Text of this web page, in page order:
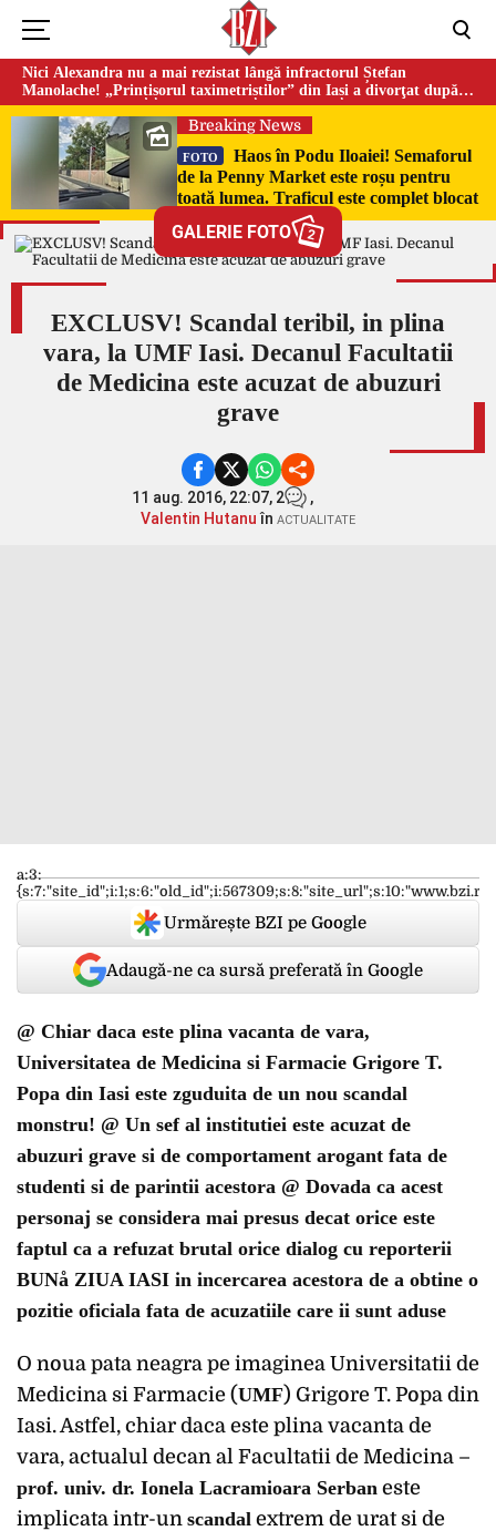
Nici Alexandra nu a mai rezistat lângă infractorul Ștefan
Manolache! „Prințișorul taximetriștilor” din Iași a divorţat după
doi ani de căsnicie
Breaking News
FOTO
Haos în Podu Iloaiei! Semaforul
de la Penny Market este roșu pentru
toată lumea. Traficul este complet blocat
GALERIE FOTO 2
EXCLUSV! Scandal teribil, in plina
vara, la UMF Iasi. Decanul Facultatii
de Medicina este acuzat de abuzuri
grave
11 aug. 2016, 22:07, 2
,
Valentin Hutanuîn ACTUALITATE
a:3:
Urmărește BZI pe Google
Adaugă-ne ca sursă preferată în Google
@ Chiar daca este plina vacanta de vara,
Universitatea de Medicina si Farmacie Grigore T.
Popa din Iasi este zguduita de un nou scandal
monstru! @ Un sef al institutiei este acuzat de
abuzuri grave si de comportament arogant fata de
studenti si de parintii acestora @ Dovada ca acest
personaj se considera mai presus decat orice este
faptul ca a refuzat brutal orice dialog cu reporterii
BUNå ZIUA IASI in incercarea acestora de a obtine o
pozitie oficiala fata de acuzatiile care ii sunt aduse
O noua pata neagra pe imaginea Universitatii de
Medicina si Farmacie (UMF) Grigore T. Popa din
Iasi. Astfel, chiar daca este plina vacanta de
vara, actualul decan al Facultatii de Medicina –
prof. univ. dr. Ionela Lacramioara Serban este
implicata intr-un scandal extrem de urat si de